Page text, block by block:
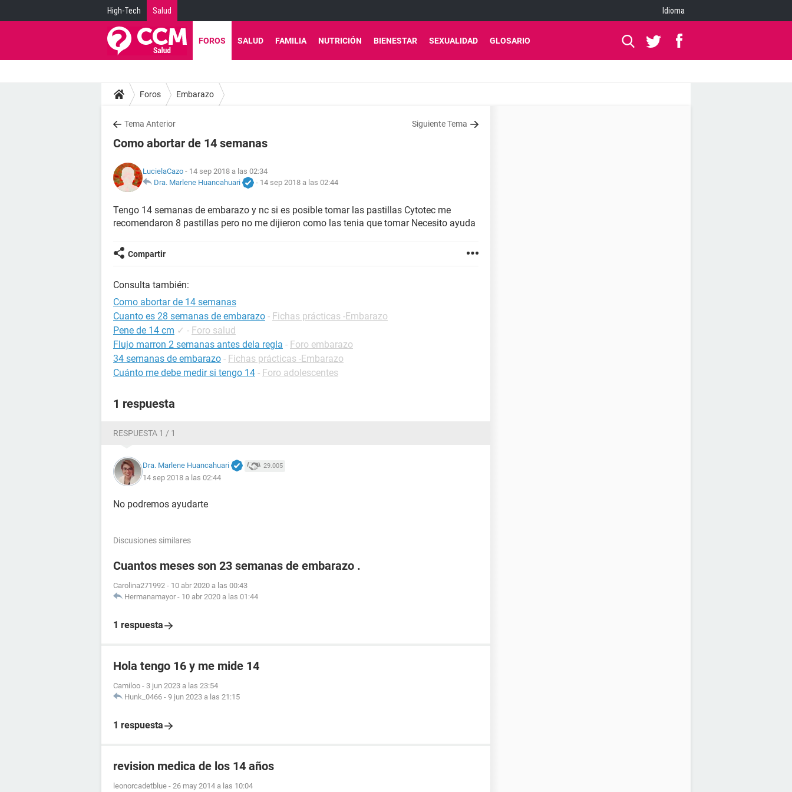
High-Tech Salud Idioma
FOROS SALUD FAMILIA NUTRICIÓN BIENESTAR SEXUALIDAD GLOSARIO
Foros Embarazo
Tema Anterior Siguiente Tema
Como abortar de 14 semanas
LucielaCazo - 14 sep 2018 a las 02:34
Dra. Marlene Huancahuari
- 14 sep 2018 a las 02:44
Tengo 14 semanas de embarazo y nc si es posible tomar las pastillas Cytotec me
recomendaron 8 pastillas pero no me dijieron como las tenia que tomar Necesito ayuda
Compartir
Consulta también:
Como abortar de 14 semanas
Cuanto es 28 semanas de embarazo - Fichas prácticas -Embarazo
Pene de 14 cm ✓ - Foro salud
Flujo marron 2 semanas antes dela regla - Foro embarazo
34 semanas de embarazo - Fichas prácticas -Embarazo
Cuánto me debe medir si tengo 14 - Foro adolescentes
1 respuesta
RESPUESTA 1 / 1
Dra. Marlene Huancahuari 29.005
14 sep 2018 a las 02:44
No podremos ayudarte
Discusiones similares
Cuantos meses son 23 semanas de embarazo .
Carolina271992 - 10 abr 2020 a las 00:43
Hermanamayor - 10 abr 2020 a las 01:44
1 respuesta
Hola tengo 16 y me mide 14
Camiloo - 3 jun 2023 a las 23:54
Hunk_0466 - 9 jun 2023 a las 21:15
1 respuesta
revision medica de los 14 años
leonorcadetblue - 26 may 2014 a las 10:04